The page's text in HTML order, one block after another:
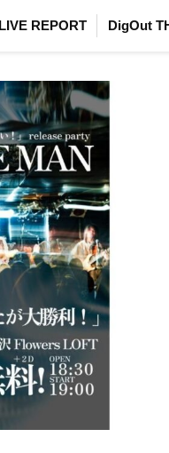
LIVE REPORT DigOut